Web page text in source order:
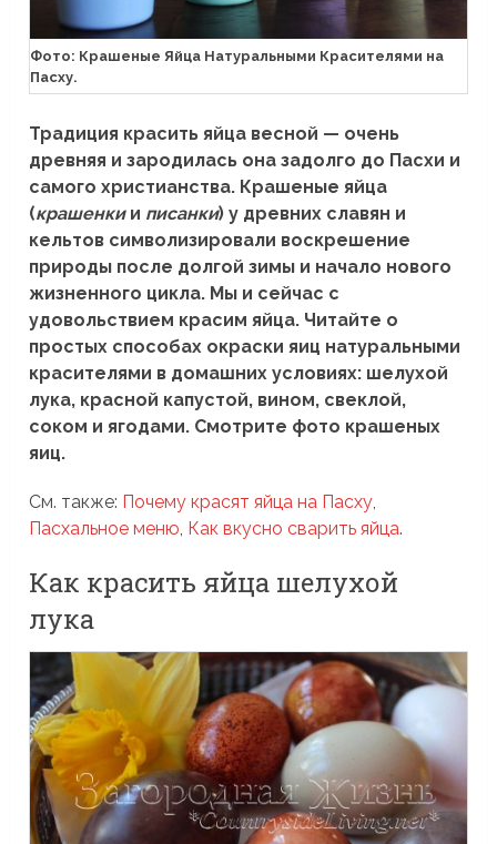
Фото: Крашеные Яйца Натуральными Красителями на
Пасху.
Традиция красить яйца весной — очень
древняя и зародилась она задолго до Пасхи и
самого христианства. Крашеные яйца
(крашенкии писанки) у древних славян и
кельтов символизировали воскрешение
природы после долгой зимы и начало нового
жизненного цикла. Мы и сейчас с
удовольствием красим яйца. Читайте о
простых способах окраски яиц натуральными
красителями в домашних условиях: шелухой
лука, красной капустой, вином, свеклой,
соком и ягодами. Смотрите фото крашеных
яиц.
См. также: Почему красят яйца на Пасху
Пасхальное меню Как вкусно сварить яйца.
Как красить яйца шелухой
лука